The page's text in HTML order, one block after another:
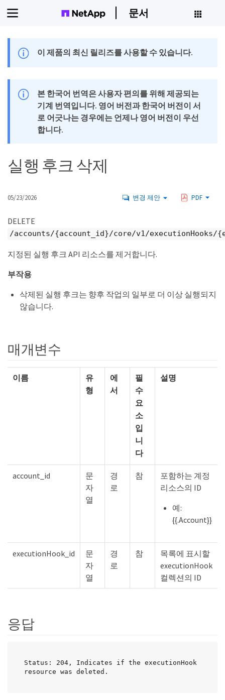
문서
이 제품의 최신 릴리즈를 사용할 수 있습니다.
본 한국어 번역은 사용자 편의를 위해 제공되는
기계 번역입니다. 영어 버전과 한국어 버전이 서
로 어긋나는 경우에는 언제나 영어 버전이 우선
합니다.
실행 후크 삭제
05/23/2026 변경 제안 PDF
DELETE
/accounts/{account_id}/core/v1/executionHooks/
지정된 실행 후크 API 리소스를 제거합니다.
부작용
삭제된 실행 후크는 향후 작업의 일부로 더 이상 실행되지
않습니다.
매개변수
이름
유
형
에
서
필
수
요
소
입
니
다
설명
account_id
문
자
열
경
로
참
포함하는 계정
리소스의 ID
예:
{{.Account}}
executionHook_id
문
자
열
경
로
참
목록에 표시할
executionHook
컬렉션의 ID
응답
Status: 204, Indicates if the executionHook
resource was deleted.